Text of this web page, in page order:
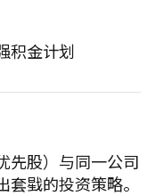
积金计划
先股）与同一公司
戥的投资策略。